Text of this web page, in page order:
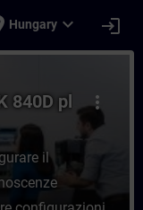
Hungary expand_more login
more_vert
840D pl
il